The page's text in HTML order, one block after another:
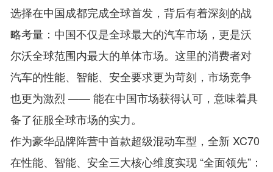
选择在中国成都完成全球首发，背后有着深刻的战
略考量：中国不仅是全球最大的汽车市场，更是沃
尔沃全球范围内最大的单体市场。这里的消费者对
汽车的性能、智能、安全要求更为苛刻，市场竞争
也更为激烈 —— 能在中国市场获得认可，意味着具
备了征服全球市场的实力。
作为豪华品牌阵营中首款超级混动车型，全新 XC70
在性能、智能、安全三大核心维度实现 “全面领先”：